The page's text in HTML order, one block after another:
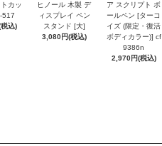
カッ
517
込)
ヒノール 木製 デ
ィスプレイ ペン
スタンド [大]
3,080円(税込)
ア スクリプト ボ
ールペン [ターコ
イズ (限定・復活
ボディカラー)] cf
9386n
2,970円(税込)